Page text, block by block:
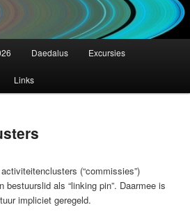
Daedalus Excursies
Links
(“commissies”)
bestuurslid als “linking pin”. Daarmee is
impliciet geregeld.